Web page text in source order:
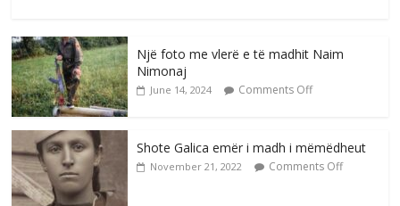
Një foto me vlerë e të madhit Naim
Nimonaj
June 14, 2024 Comments Off
Shote Galica emër i madh i mëmëdheut
November 21, 2022 Comments Off